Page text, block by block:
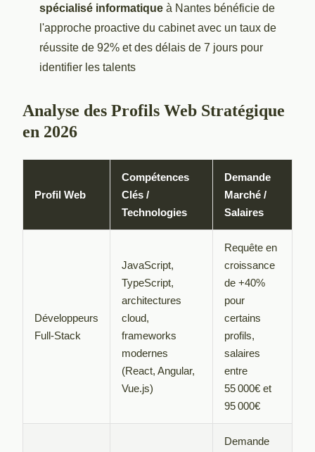
spécialisé informatique à Nantes bénéficie de
l'approche proactive du cabinet avec un taux de
réussite de 92% et des délais de 7 jours pour
identifier les talents
Analyse des Profils Web Stratégique
en 2026
Profil Web
Compétences
Clés /
Technologies
Demande
Marché /
Salaires
Développeurs
Full-Stack
JavaScript,
TypeScript,
architectures
cloud,
frameworks
modernes
(React, Angular,
Vue.js)
Requête en
croissance
de +40%
pour
certains
profils,
salaires
entre
55 000€ et
95 000€
Demande